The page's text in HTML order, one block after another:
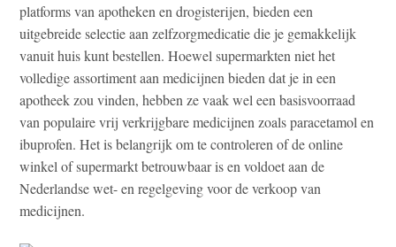
platforms van apotheken en drogisterijen, bieden een
uitgebreide selectie aan zelfzorgmedicatie die je gemakkelijk
vanuit huis kunt bestellen. Hoewel supermarkten niet het
volledige assortiment aan medicijnen bieden dat je in een
apotheek zou vinden, hebben ze vaak wel een basisvoorraad
van populaire vrij verkrijgbare medicijnen zoals paracetamol en
ibuprofen. Het is belangrijk om te controleren of de online
winkel of supermarkt betrouwbaar is en voldoet aan de
Nederlandse wet- en regelgeving voor de verkoop van
medicijnen.